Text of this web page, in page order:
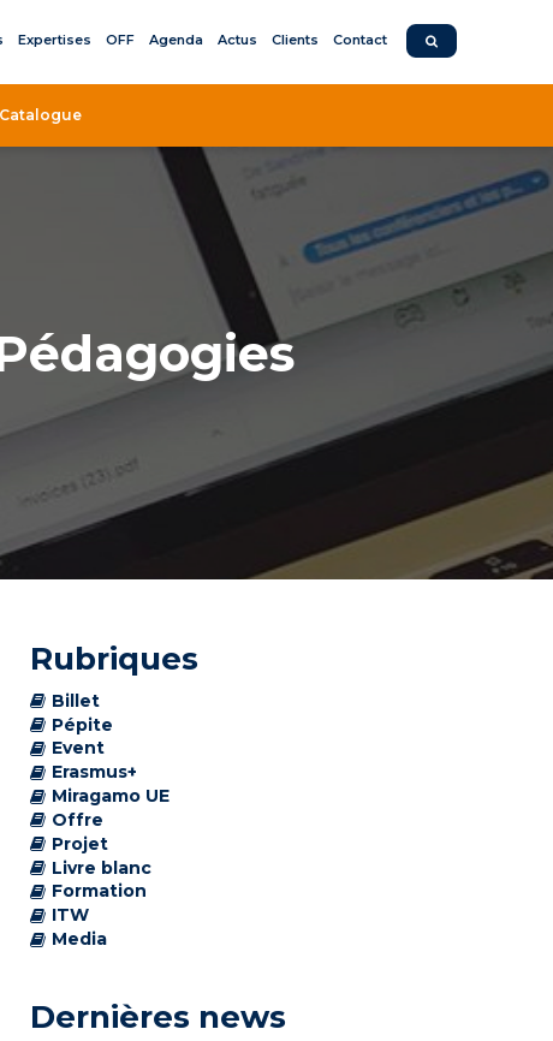
Expertises OFF Agenda Actus Clients Contact
Catalogue
Rubriques
Billet
Pépite
Event
Erasmus+
Miragamo UE
Offre
Projet
Livre blanc
Formation
ITW
Media
Dernières news